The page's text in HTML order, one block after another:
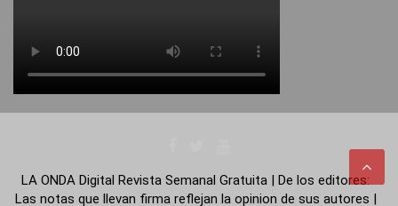
LA ONDA Digital Revista Semanal Gratuita | De los editores:
Las notas que llevan firma reflejan la opinion de sus autores |